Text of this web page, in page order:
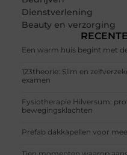
Dienstverlening
Beauty en verzorging
Een warm huis begint met
123theorie: Slim en
examen
Fysiotherapie Hilversum:
bewegingsklachten
Prefab dakkapellen voor